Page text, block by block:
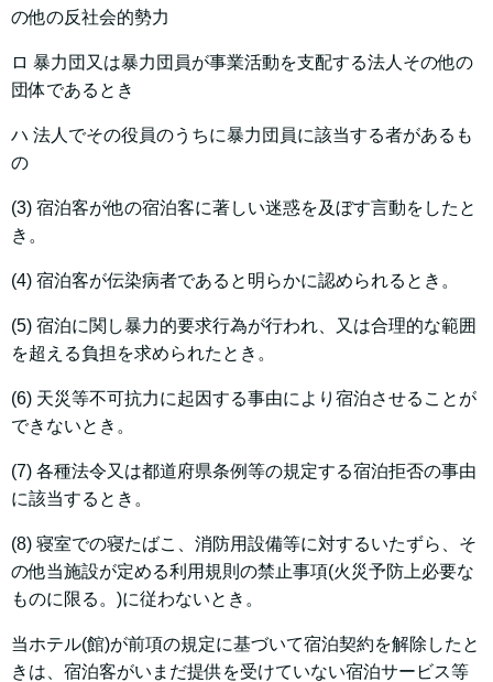
の他の反社会的勢力
ロ 暴力団又は暴力団員が事業活動を支配する法人その他の
団体であるとき
ハ 法人でその役員のうちに暴力団員に該当する者があるも
の
(3) 宿泊客が他の宿泊客に著しい迷惑を及ぼす言動をしたと
き。
(4) 宿泊客が伝染病者であると明らかに認められるとき。
(5) 宿泊に関し暴力的要求行為が行われ、又は合理的な範囲
を超える負担を求められたとき。
(6) 天災等不可抗力に起因する事由により宿泊させることが
できないとき。
(7) 各種法令又は都道府県条例等の規定する宿泊拒否の事由
に該当するとき。
(8) 寝室での寝たばこ、消防用設備等に対するいたずら、そ
の他当施設が定める利用規則の禁止事項(火災予防上必要な
ものに限る。)に従わないとき。
当ホテル(館)が前項の規定に基づいて宿泊契約を解除したと
きは、宿泊客がいまだ提供を受けていない宿泊サービス等